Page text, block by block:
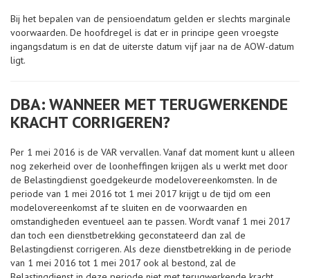
Bij het bepalen van de pensioendatum gelden er slechts marginale
voorwaarden. De hoofdregel is dat er in principe geen vroegste
ingangsdatum is en dat de uiterste datum vijf jaar na de AOW-datum
ligt.
DBA: WANNEER MET TERUGWERKENDE
KRACHT CORRIGEREN?
Per 1 mei 2016 is de VAR vervallen. Vanaf dat moment kunt u alleen
nog zekerheid over de loonheffingen krijgen als u werkt met door
de Belastingdienst goedgekeurde modelovereenkomsten. In de
periode van 1 mei 2016 tot 1 mei 2017 krijgt u de tijd om een
modelovereenkomst af te sluiten en de voorwaarden en
omstandigheden eventueel aan te passen. Wordt vanaf 1 mei 2017
dan toch een dienstbetrekking geconstateerd dan zal de
Belastingdienst corrigeren. Als deze dienstbetrekking in de periode
van 1 mei 2016 tot 1 mei 2017 ook al bestond, zal de